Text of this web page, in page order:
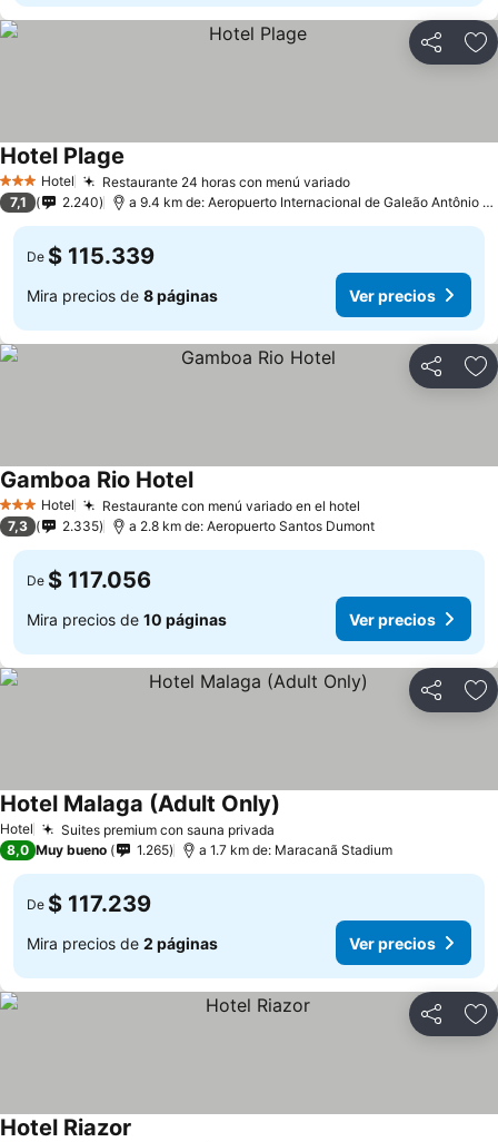
Compartir
3 Estrellas
Hotel Restaurante 24 horas con menú variado
Hotel Plage
7,1 2.240 a 9.4 km de: Aeropuerto Internacional de Galeão Antônio Carlos Jobim
De $ 115.339
Mira precios de 8 páginas Ver precios
Compartir
3 Estrellas
Hotel Restaurante con menú variado en el hotel
Gamboa Rio Hotel
7,3 2.335 a 2.8 km de: Aeropuerto Santos Dumont
De $ 117.056
Mira precios de 10 páginas Ver precios
Compartir
Hotel Suites premium con sauna privada
Hotel Malaga (Adult Only)
8,0 Muy bueno 1.265 a 1.7 km de: Maracanã Stadium
De $ 117.239
Mira precios de 2 páginas Ver precios
Compartir
Hotel Riazor